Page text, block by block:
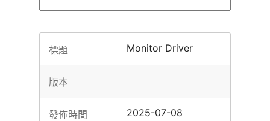
標題 Monitor Driver
版本
發佈時間 2025-07-08